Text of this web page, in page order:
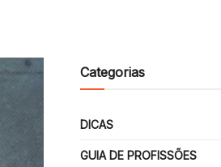
Categorias
DICAS
GUIA DE PROFISSÕES